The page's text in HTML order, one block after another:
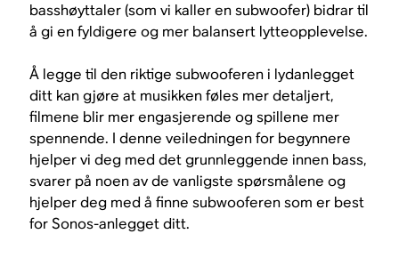
basshøyttaler (som vi kaller en subwoofer) bidrar til
å gi en fyldigere og mer balansert lytteopplevelse.
Å legge til den riktige subwooferen i lydanlegget
ditt kan gjøre at musikken føles mer detaljert,
filmene blir mer engasjerende og spillene mer
spennende. I denne veiledningen for begynnere
hjelper vi deg med det grunnleggende innen bass,
svarer på noen av de vanligste spørsmålene og
hjelper deg med å finne subwooferen som er best
for Sonos-anlegget ditt.